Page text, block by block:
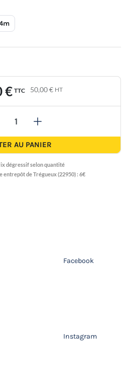
€ TTC 50,00 € HT
+
AU PANIER
dégressif selon quantité
entrepôt de Trégueux (22950) : 6€
Facebook
Instagram